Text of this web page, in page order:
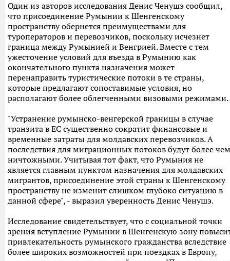
Один из авторов исследования Денис Ченушэ сообщил,
что присоединение Румынии к Шенгенскому
пространству обернется преимуществами для
туроператоров и перевозчиков, поскольку исчезнет
граница между Румынией и Венгрией. Вместе с тем
ужесточение условий для въезда в Румынию как
окончательного пункта назначения может
перенаправить туристические потоки в те страны,
которые предлагают сопоставимые условия, но
располагают более облегченными визовыми режимами.
"Устранение румынско-венгерской границы в случае
транзита в ЕС существенно сократит финансовые и
временные затраты для молдавских перевозчиков. А
последствия для миграционных потоков будут более чем
ничтожными. Учитывая тот факт, что Румыния не
является главным пунктом назначения для молдавских
мигрантов, присоединение этой страны к Шенгенскому
пространству не изменит слишком глубоко ситуацию в
данной сфере", - выразил уверенность Денис Ченушэ.
Исследование свидетельствует, что с социальной точки
зрения вступление Румынии в Шенгенскую зону
привлекательность румынского гражданства вследствие
более широких возможностей при поездках в Европу,